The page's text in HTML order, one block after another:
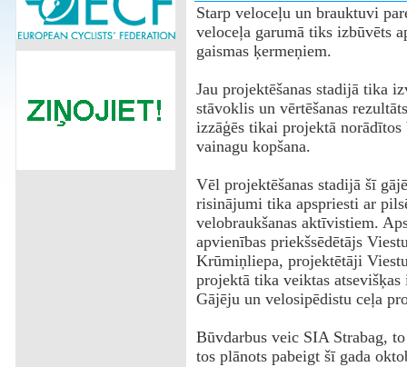
Starp veloceļu un brauktuvi
veloceļa garumā tiks izbūvēts
gaismas ķermeņiem.
Jau projektēšanas stadijā tika
stāvoklis un vērtēšanas
izzāģēs tikai projektā
vainagu kopšana.
Vēl projektēšanas stadijā šī
risinājumi tika apspriesti ar
velobraukšanas aktīvistiem.
apvienības priekšsēdētājs
Krūmiņliepa, projektētāji
projektā tika veiktas
Gājēju un velosipēdistu ceļa
Būvdarbus veic SIA Strabag,
tos plānots pabeigt šī gada